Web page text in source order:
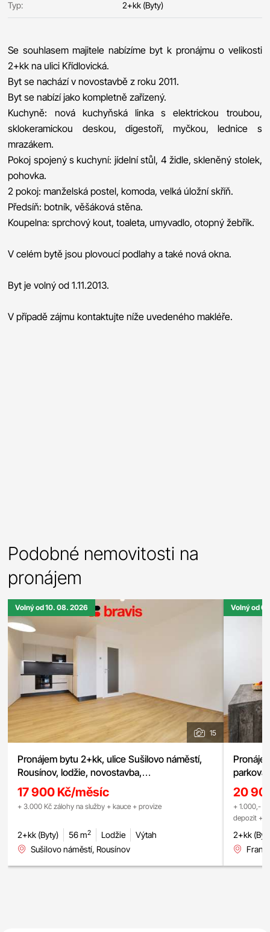
Typ: 2+kk (Byty)
Se souhlasem majitele nabízíme byt k pronájmu o velikosti
2+kk na ulici Křídlovická.
Byt se nachází v novostavbě z roku 2011.
Byt se nabízí jako kompletně zařízený.
Kuchyně: nová kuchyňská linka s elektrickou troubou,
sklokeramickou deskou, digestoří, myčkou, lednice s
mrazákem.
Pokoj spojený s kuchyní: jídelní stůl, 4 židle, skleněný stolek,
pohovka.
2 pokoj: manželská postel, komoda, velká úložní skříň.
Předsíň: botník, věšáková stěna.
Koupelna: sprchový kout, toaleta, umyvadlo, otopný žebřík.
V celém bytě jsou plovoucí podlahy a také nová okna.
Byt je volný od 1.11.2013.
V případě zájmu kontaktujte níže uvedeného makléře.
Podobné nemovitosti na
pronájem
Volný od 10. 08. 2026
15
Pronájem bytu 2+kk, ulice Sušilovo náměstí,
Rousínov, lodžie, novostavba,
nízkoenergetický dům, možnost parkování
17 900 Kč/měsíc
+ 3.000 Kč zálohy na služby + kauce + provize
2+kk (Byty) 56 m2 Lodžie
Výtah
Sušilovo náměstí, Rousínov
Volný od
20
+ 1.000,-
depozit +
2+kk